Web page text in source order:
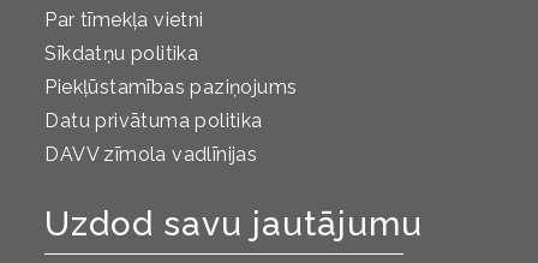
Par tīmekļa vietni
Sīkdatņu politika
Piekļūstamības paziņojums
Datu privātuma politika
DAVV zīmola vadlīnijas
Uzdod savu jautājumu